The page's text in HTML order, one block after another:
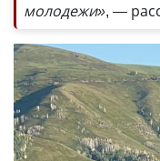
молодежи», —